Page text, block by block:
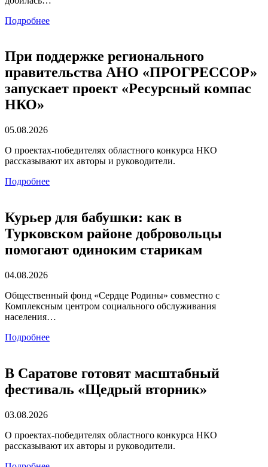
Подробнее
При поддержке регионального
правительства АНО «ПРОГРЕССОР»
запускает проект «Ресурсный компас
НКО»
05.08.2026
О проектах-победителях областного конкурса НКО
рассказывают их авторы и руководители.
Подробнее
Курьер для бабушки: как в
Турковском районе добровольцы
помогают одиноким старикам
04.08.2026
Общественный фонд «Сердце Родины» совместно с
Комплексным центром социального обслуживания
населения…
Подробнее
В Саратове готовят масштабный
фестиваль «Щедрый вторник»
03.08.2026
О проектах-победителях областного конкурса НКО
рассказывают их авторы и руководители.